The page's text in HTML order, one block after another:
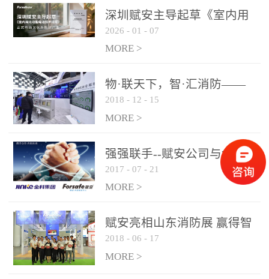
传统的火灾关测器无法被
及时缺发，不能及早发现
和有效扑救火火，这不仅
力和闲难，同时也将造成
巨大的经济损失和社会影
响，基至还会造成人员伤
亡。图像型火灾探测器正
是针对这种高大空间建筑
物的消防设施、设备通过
现场图像的实时获取、预
处理和特征提取分析，实
现火焰的跟踪和识别。能
更早的进行预警，达到早
报早防的效果。 系统构
成示意图： 图像型火灾
深圳赋安主导起草《室内用
光动能电池技术规程》 正式
布局光伏新能源产业
2026 - 01 - 07
MORE >
物·联天下，智·汇消防——
赋安F&S 2018上海消防展圆
满落幕
2018 - 12 - 15
MORE >
强强联手--赋安公司与金科
集团达成战略合作协议
2017 - 07 - 21
MORE >
赋安亮相山东消防展 赢得智
慧消防新荣耀
2018 - 06 - 17
MORE >